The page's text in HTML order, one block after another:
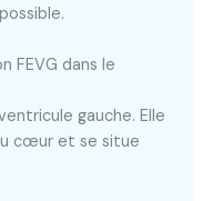
FEVG dans le
gauche. Elle
cœur et se situe